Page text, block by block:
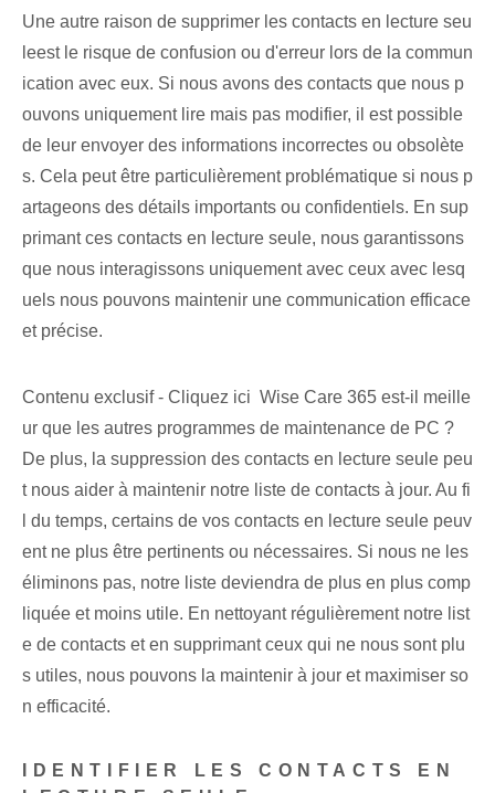
Une autre raison de ⁤supprimer les contacts en lecture seu
le⁣est le ‌risque de confusion ou d'erreur lors de la commun
ication avec eux. Si nous avons des contacts que nous p
ouvons uniquement lire mais pas modifier, il est possible
de leur envoyer des informations incorrectes ou obsolète
s. Cela peut être particulièrement problématique si nous p
artageons des détails importants ou confidentiels. En sup
primant ces contacts en lecture seule, nous garantissons
que nous interagissons uniquement avec ceux avec lesq
uels nous pouvons maintenir une communication efficace
et précise.
Contenu exclusif - Cliquez ici Wise Care 365 est-il meille
ur que les autres programmes de maintenance de PC ?
De plus, la suppression des contacts en lecture seule peu
t nous aider à maintenir notre liste de contacts à jour. Au fi
l du temps, certains de vos contacts en lecture seule peuv
ent ne plus être pertinents ou nécessaires. Si nous ne les
éliminons pas, notre liste deviendra de plus en plus comp
liquée et moins utile. En nettoyant régulièrement notre list
e de contacts et en supprimant ceux qui ne nous sont plu
s utiles, nous pouvons la maintenir à jour et maximiser so
n efficacité.
IDENTIFIER LES CONTACTS EN